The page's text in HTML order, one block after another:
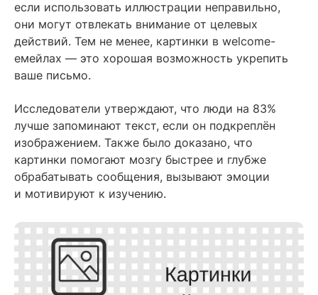
если использовать иллюстрации неправильно,
они могут отвлекать внимание от целевых
действий. Тем не менее, картинки в welcome-
емейлах — это хорошая возможность укрепить
ваше письмо.
Исследователи утверждают, что люди на 83%
лучше запоминают текст, если он подкреплён
изображением. Также было доказано, что
картинки помогают мозгу быстрее и глубже
обрабатывать сообщения, вызывают эмоции
и мотивируют к изучению.